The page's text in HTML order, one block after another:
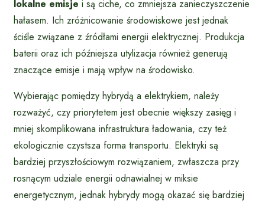
lokalne emisje i są ciche, co zmniejsza zanieczyszczenie
hałasem. Ich zróżnicowanie środowiskowe jest jednak
ściśle związane z źródłami energii elektrycznej. Produkcja
baterii oraz ich późniejsza utylizacja również generują
znaczące emisje i mają wpływ na środowisko.
Wybierając pomiędzy hybrydą a elektrykiem, należy
rozważyć, czy priorytetem jest obecnie większy zasięg i
mniej skomplikowana infrastruktura ładowania, czy też
ekologicznie czystsza forma transportu. Elektryki są
bardziej przyszłościowym rozwiązaniem, zwłaszcza przy
rosnącym udziale energii odnawialnej w miksie
energetycznym, jednak hybrydy mogą okazać się bardziej